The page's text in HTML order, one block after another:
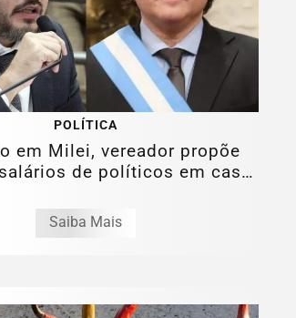
POLÍTICA
em Milei, vereador propõe
de políticos em caso
Saiba Mais